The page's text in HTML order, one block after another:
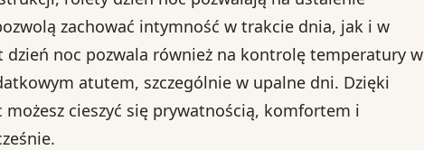
zachować intymność w trakcie dnia, jak i w
dzień noc pozwala również na kontrolę temperatury w
atutem, szczególnie w upalne dni. Dzięki
cieszyć się prywatnością, komfortem i